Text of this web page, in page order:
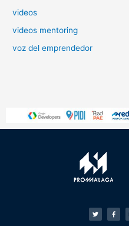
videos
videos mentoring
voz del emprendedor